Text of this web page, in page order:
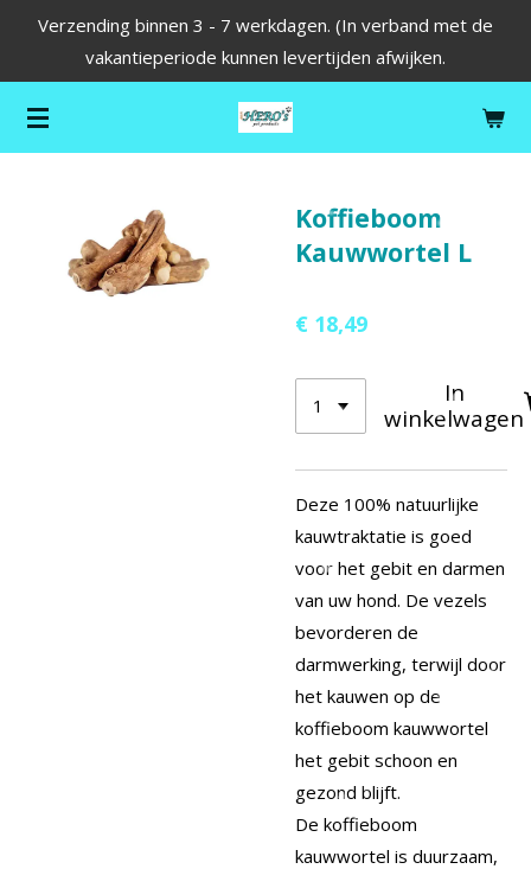
de
hoofdinhoud
Verzending binnen 3 - 7 werkdagen. (In verband met de
vakantieperiode kunnen levertijden afwijken.
Koffieboom
Kauwwortel L
€ 18,49
In
winkelwagen
Deze 100% natuurlijke
kauwtraktatie is goed
voor het gebit en darmen
van uw hond. De vezels
bevorderen de
darmwerking, terwijl door
het kauwen op de
koffieboom kauwwortel
het gebit schoon en
gezond blijft.
De koffieboom
kauwwortel is duurzaam,